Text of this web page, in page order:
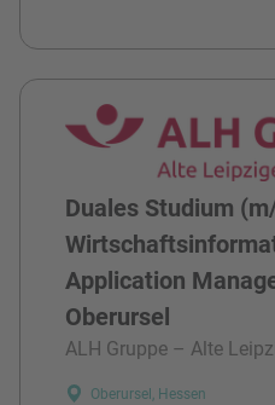
Duales Studium
Application
Oberursel
ALH Gruppe – Alte
Oberursel, Hessen